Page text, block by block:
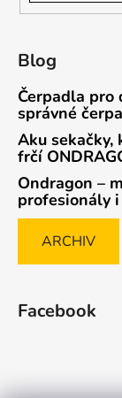
Blog
Čerpadla pro
správné
Aku
frčí
Ondragon –
profesionály
ARCHIV
Facebook